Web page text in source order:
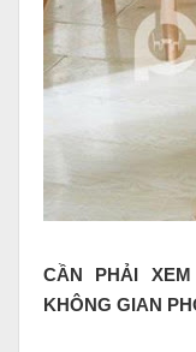
CẦN PHẢI
KHÔNG GIAN